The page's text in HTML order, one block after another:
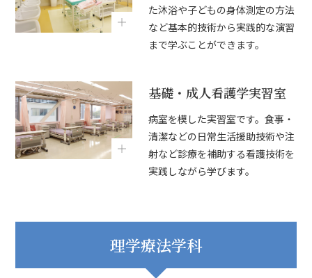
た沐浴や子どもの身体測定の方法
など基本的技術から実践的な演習
まで学ぶことができます。
基礎・成人看護学実習室
病室を模した実習室です。食事・
清潔などの日常生活援助技術や注
射など診療を補助する看護技術を
実践しながら学びます。
理学療法学科